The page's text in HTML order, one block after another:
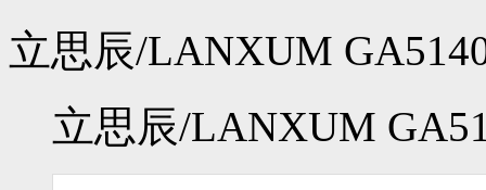
立思辰/LANXUM
立思辰/LANXUM